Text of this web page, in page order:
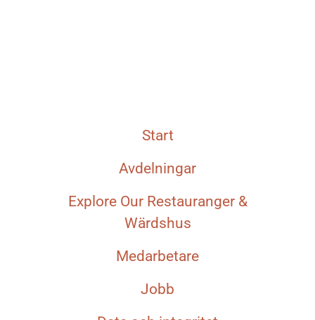
Start
Avdelningar
Explore Our Restauranger &
Wärdshus
Medarbetare
Jobb